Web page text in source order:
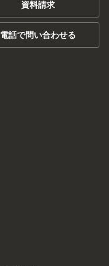
資料請求
電話で問い合わせる